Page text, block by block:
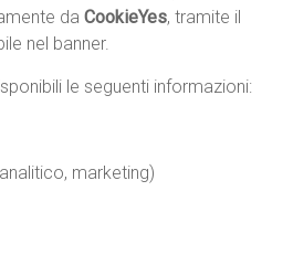
daCookieYes, tramite il
nel banner.
le seguenti informazioni:
marketing)